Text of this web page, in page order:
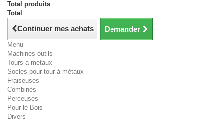
Total produits
Total
Continuer mes achats Demander
Menu
Machines outils
Tours a metaux
Socles pour tour à métaux
Fraiseuses
Combinés
Perceuses
Pour le Bois
Divers